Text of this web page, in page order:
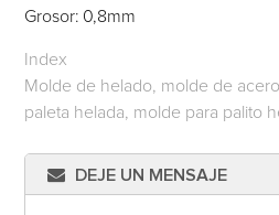
Grosor: 0,8mm
Index
Molde de helado, molde de
paleta helada, molde para palito
DEJE UN MENSAJE